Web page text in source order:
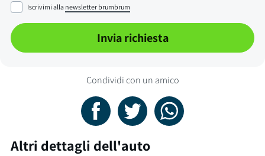
Iscrivimi alla newsletter brumbrum
Invia richiesta
Condividi con un amico
Altri dettagli dell'auto